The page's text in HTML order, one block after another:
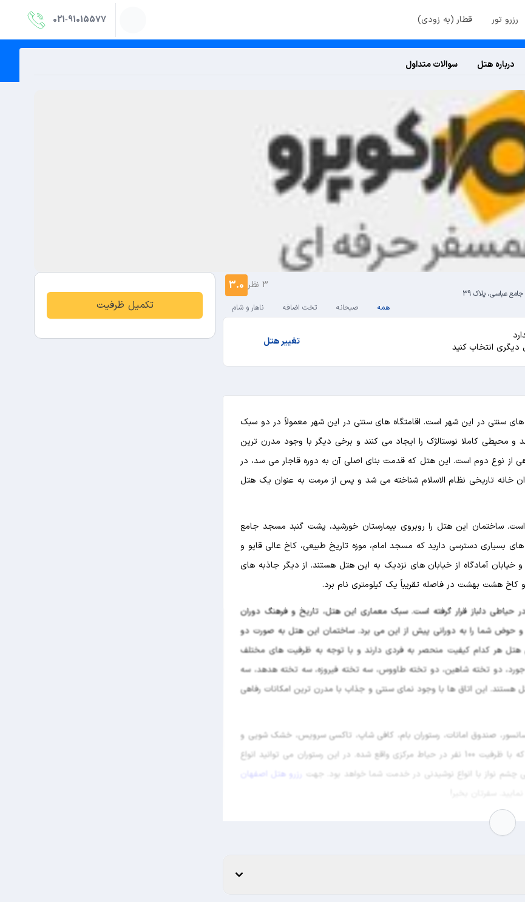
رزرو تور قطار (به زودی) 021‑91015577
درباره هتل سوالات متداول
عباسی، پلاک 39
3 نظر 3.0
همه صبحانه تخت اضافه ناهار و شام
دیگری انتخاب کنید
تغییر هتل
سنتی در این شهر است. اقامتگاه های سنتی در این شهر معمولاً در دو سبک
و محیطی کاملا نوستالژک را ایجاد می کنند و برخی دیگر با وجود مدرن ترین
از نوع دوم است. این هتل که قدمت بنای اصلی آن به دوره قاجار می سد، در
عنوان خانه تاریخی نظام الاسلام شناخته می شد و پس از مرمت به عنوان یک هتل
ساختمان این هتل را روبروی بیمارستان خورشید، پشت گنبد مسجد جامع
بسیاری دسترسی دارید که مسجد امام، موزه تاریخ طبیعی، کاخ عالی قاپو و
آمادگاه از خیابان های نزدیک به این هتل هستند. از دیگر جاذبه های
هشت بهشت در فاصله تقریباً یک کیلومتری نام برد.
حیاطی دلباز قرار گرفته است. سبک معماری این هتل، تاریخ و فرهنگ دوران
حوض شما را به دورانی پیش از این می برد. ساختمان این هتل به صورت دو
اقامتی این هتل هر کدام کیفیت منحصر به فردی دارند و با توجه به ظرفیت های مختلف
دو تخته شاهین، دو تخته طاووس، سه تخته فیروزه، سه تخته هدهد، سه
هستند. این اتاق ها با وجود نمای سنتی و جذاب با مدرن ترین امکانات رفاهی
صندوق امانات، رستوران بام، کافی شاپ، تاکسی سرویس، خشک شویی و
صرافی بخشی از آنها هستند. این هتل به رستورانی زیبا مجهز است که با ظرفیت 100 نفر در حیاط مرکزی واقع شده. در این رستوران می توانید انواع
نواز با انواع نوشیدنی در خدمت شما خواهد بود. جهت
رزرو هتل اصفهان
تکمیل ظرفیت